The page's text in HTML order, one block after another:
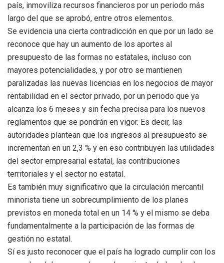
país, inmoviliza recursos financieros por un periodo más
largo del que se aprobó, entre otros elementos.
Se evidencia una cierta contradicción en que por un lado se
reconoce que hay un aumento de los aportes al
presupuesto de las formas no estatales, incluso con
mayores potencialidades, y por otro se mantienen
paralizadas las nuevas licencias en los negocios de mayor
rentabilidad en el sector privado, por un periodo que ya
alcanza los 6 meses y sin fecha precisa para los nuevos
reglamentos que se pondrán en vigor. Es decir, las
autoridades plantean que los ingresos al presupuesto se
incrementan en un 2,3 % y en eso contribuyen las utilidades
del sector empresarial estatal, las contribuciones
territoriales y el sector no estatal.
Es también muy significativo que la circulación mercantil
minorista tiene un sobrecumplimiento de los planes
previstos en moneda total en un 14 % y el mismo se deba
fundamentalmente a la participación de las formas de
gestión no estatal.
Sí es justo reconocer que el país ha logrado cumplir con los